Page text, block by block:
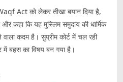
Act को लेकर तीखा बयान दिया है,
कहा कि यह मुस्लिम समुदाय की धार्मिक
कदम है। सुप्रीम कोर्ट में चल रही
बहस का विषय बन गया है।